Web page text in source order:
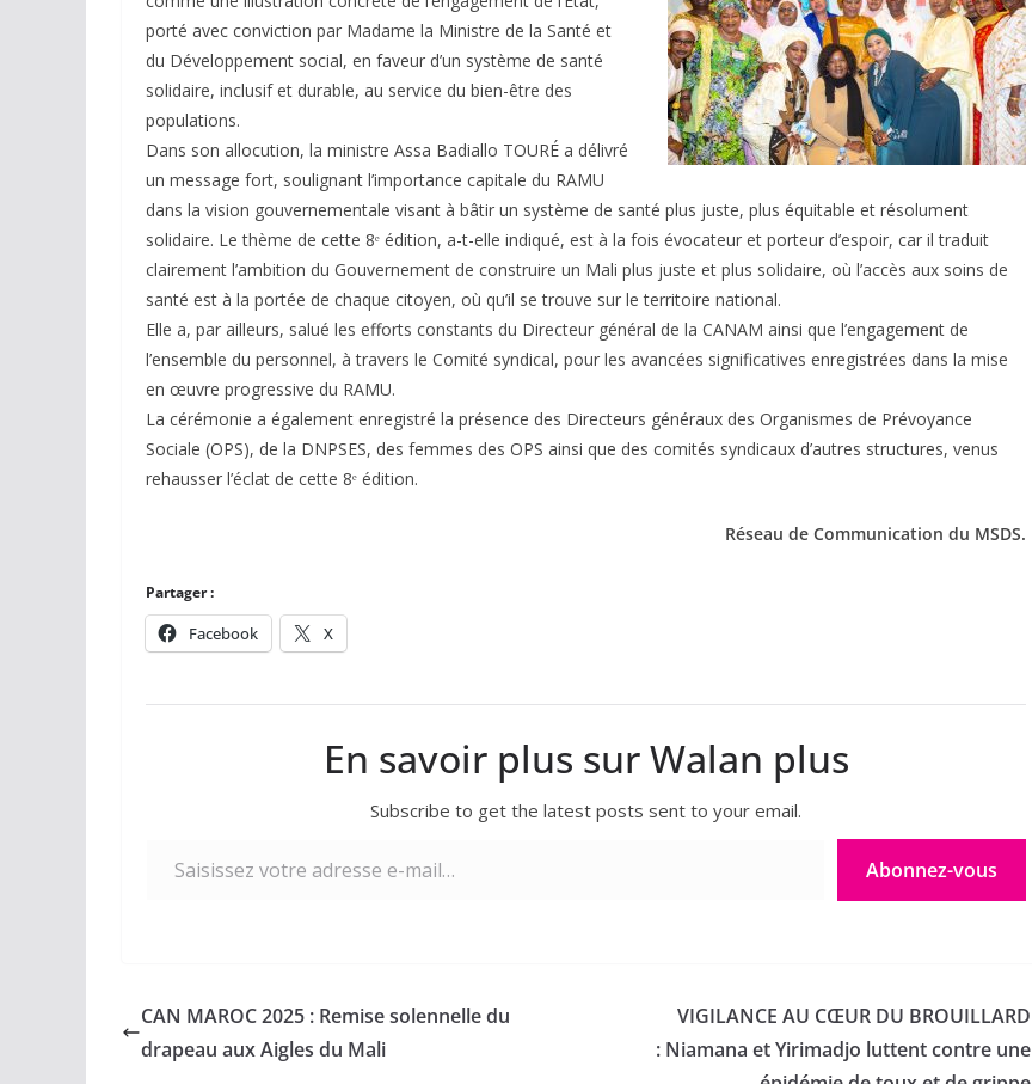
porté avec conviction par Madame la Ministre de la Santé et
du Développement social, en faveur d’un système de santé
solidaire, inclusif et durable, au service du bien-être des
populations.
Dans son allocution, la ministre Assa Badiallo TOURÉ a délivré
un message fort, soulignant l’importance capitale du RAMU
dans la vision gouvernementale visant à bâtir un système de santé plus juste, plus équitable et résolument
solidaire. Le thème de cette 8ᵉ édition, a-t-elle indiqué, est à la fois évocateur et porteur d’espoir, car il traduit
clairement l’ambition du Gouvernement de construire un Mali plus juste et plus solidaire, où l’accès aux soins de
santé est à la portée de chaque citoyen, où qu’il se trouve sur le territoire national.
Elle a, par ailleurs, salué les efforts constants du Directeur général de la CANAM ainsi que l’engagement de
l’ensemble du personnel, à travers le Comité syndical, pour les avancées significatives enregistrées dans la mise
en œuvre progressive du RAMU.
La cérémonie a également enregistré la présence des Directeurs généraux des Organismes de Prévoyance
Sociale (OPS), de la DNPSES, des femmes des OPS ainsi que des comités syndicaux d’autres structures, venus
rehausser l’éclat de cette 8ᵉ édition.
Réseau de Communication du MSDS.
Partager :
Facebook X
En savoir plus sur Walan plus
Subscribe to get the latest posts sent to your email.
Abonnez-vous
CAN MAROC 2025 : Remise solennelle du
drapeau aux Aigles du Mali
VIGILANCE AU CŒUR DU BROUILLARD
: Niamana et Yirimadjo luttent contre une